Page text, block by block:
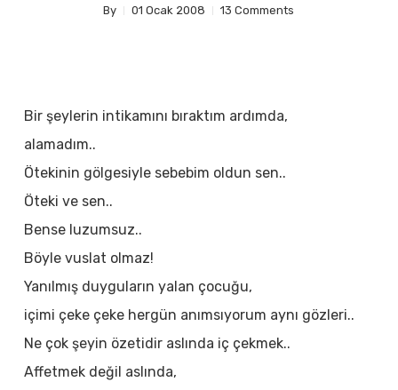
By 01 Ocak 2008 13 Comments
Bir şeylerin intikamını bıraktım ardımda,
alamadım..
Ötekinin gölgesiyle sebebim oldun sen..
Öteki ve sen..
Bense luzumsuz..
Böyle vuslat olmaz!
Yanılmış duyguların yalan çocuğu,
içimi çeke çeke hergün anımsıyorum aynı gözleri..
Ne çok şeyin özetidir aslında iç çekmek..
Affetmek değil aslında,